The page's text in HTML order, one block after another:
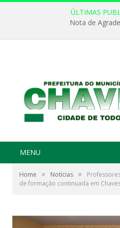
ÚLTIMAS
Nota de
MENU
Home » Notícias »
de formação continuada em